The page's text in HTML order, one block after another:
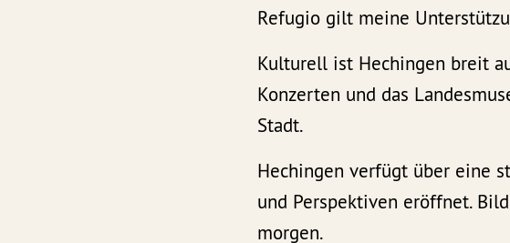
Refugio gilt meine
Kulturell ist Hechingen breit
Konzerten und das
Stadt.
Hechingen verfügt über eine
und Perspektiven eröffnet.
morgen.